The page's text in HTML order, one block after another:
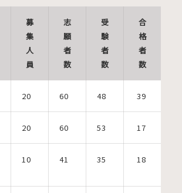
募
集
人
員
志
願
者
数
受
験
者
数
合
格
者
数
20 60 48 39
20 60 53 17
10 41 35 18